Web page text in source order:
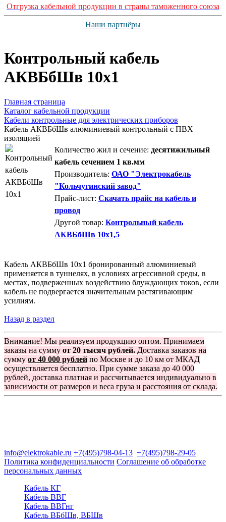
Отгрузка кабельной продукции в страны таможенного союза
Наши партнёры
Контрольный кабель
АКВБбШв 10х1
Главная страница
Каталог кабельной продукции
Кабели контрольные для электрических приборов
Кабель АКВБбШв алюминиевый контрольный с ПВХ
изоляцией
Количество жил и сечение: десятижильный
кабель сечением 1 кв.мм
Производитель: ОАО "Электрокабель
"Кольчугинский завод"
Прайс-лист: Скачать прайс на кабель и
провод
Другой товар: Контрольный кабель
АКВБбШв 10х1,5
Кабель АКВБбШв 10х1 бронированный алюминиевый
применяется в туннелях, в условиях агрессивной среды, в
местах, подверженных воздействию блуждающих токов, если
кабель не подвергается значительным растягивающим
усилиям.
Назад в раздел
Внимание! Мы реализуем продукцию оптом. Принимаем
заказы на сумму от 20 тысяч рублей. Доставка заказов на
сумму от 40 000 рублей по Москве и до 10 км от МКАД
осуществляется бесплатно. При сумме заказа до 40 000
рублей, доставка платная и рассчитывается индивидуально в
зависимости от размеров и веса груза и расстояния от склада.
info@elektrokable.ru +7(495)798-04-13 +7(495)798-29-05
Политика конфиденциальности Соглашение об обработке
персональных данных
Кабель КГ
Кабель ВВГ
Кабель ВВГнг
Кабель ВБбШв, ВБШв